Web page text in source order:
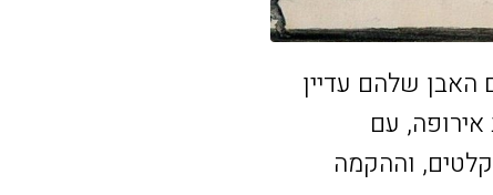
האבן שלהם עדיין
עם
וההקמה